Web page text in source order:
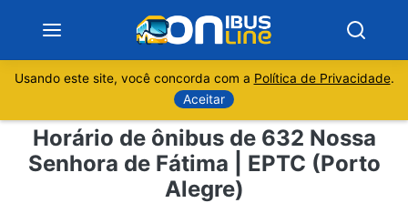
Sobre
Usando este site, você concorda com a Política de Privacidade.
Aceitar
Horário de ônibus de 632 Nossa
Senhora de Fátima | EPTC (Porto
Alegre)